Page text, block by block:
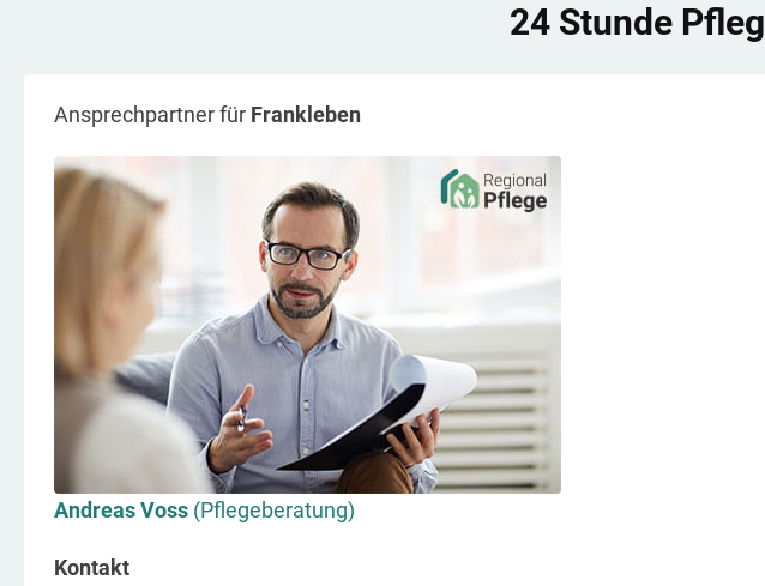
24 Stunde
Ansprechpartner für Frankleben
Andreas Voss (Pflegeberatung)
Kontakt